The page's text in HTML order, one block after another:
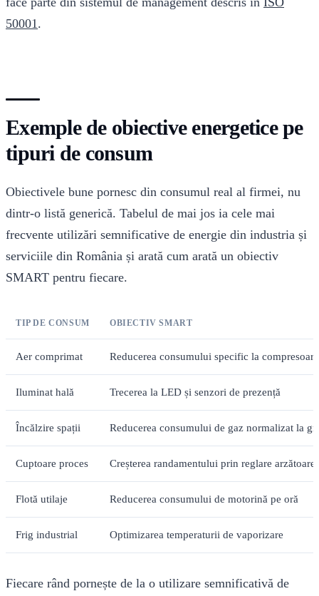
50001 .
Exemple de obiective energetice pe
tipuri de consum
Obiectivele bune pornesc din consumul real al firmei, nu
dintr-o listă generică. Tabelul de mai jos ia cele mai
frecvente utilizări semnificative de energie din industria și
serviciile din România și arată cum arată un obiectiv
SMART pentru fiecare.
TIP DE CONSUM OBIECTIV SMART
Aer comprimat Reducerea consumului specific la compresoare
Iluminat hală Trecerea la LED și senzori de prezență
Încălzire spații Reducerea consumului de gaz normalizat la
Cuptoare proces Creșterea randamentului prin reglare arzătoare
Flotă utilaje Reducerea consumului de motorină pe oră
Frig industrial Optimizarea temperaturii de vaporizare
Fiecare rând pornește de la o utilizare semnificativă de